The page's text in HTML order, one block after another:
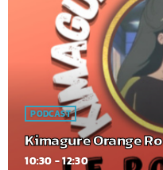
PODCAST
Kimagure Orange
10:30 - 12:30